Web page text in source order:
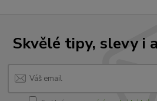
Skvělé tipy, slevy i